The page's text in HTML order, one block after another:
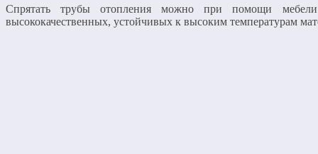
Спрятать трубы отопления можно при помощи
высококачественных, устойчивых к высоким температурам